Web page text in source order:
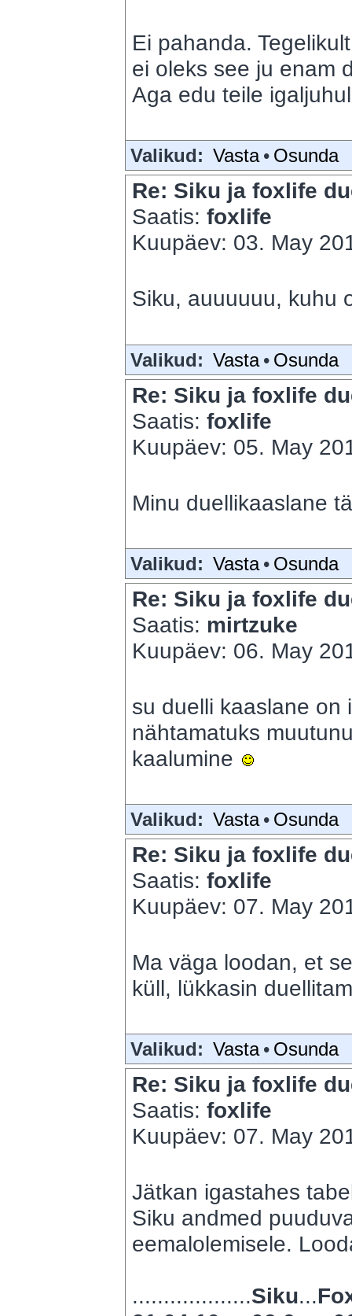
Ei pahanda.
ei oleks see ju enam
Aga edu teile
Valikud: Vasta • Osunda
Re: Siku ja foxlife
Saatis: foxlife
Kuupäev: 03. May
Siku, auuuuuu, kuhu
Valikud: Vasta • Osunda
Re: Siku ja foxlife
Saatis: foxlife
Kuupäev: 05. May
Minu duellikaaslane
Valikud: Vasta • Osunda
Re: Siku ja foxlife
Saatis: mirtzuke
Kuupäev: 06. May
su duelli kaaslane on
nähtamatuks
kaalumine
Valikud: Vasta • Osunda
Re: Siku ja foxlife
Saatis: foxlife
Kuupäev: 07. May
Ma väga loodan, et
küll, lükkasin
Valikud: Vasta • Osunda
Re: Siku ja foxlife
Saatis: foxlife
Kuupäev: 07. May
Jätkan igastahes
Siku andmed
eemalolemisele.
...................Siku...